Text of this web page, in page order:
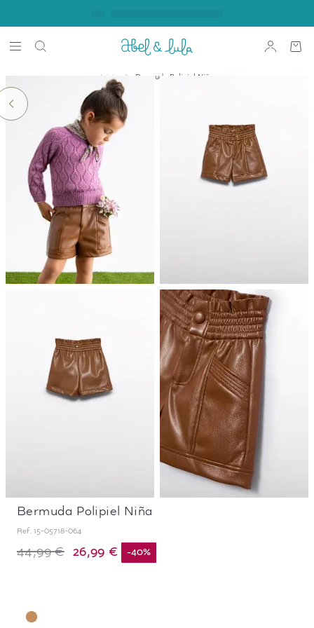
Inicio Bermuda Polipiel Niña
Bermuda Polipiel Niña
Ref. 15-05718-064
44,99 € 26,99 € -40%